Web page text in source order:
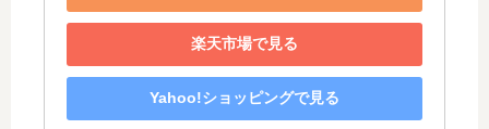
楽天市場で見る
Yahoo!ショッピングで見る